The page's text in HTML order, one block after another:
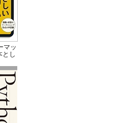
マッ
とし